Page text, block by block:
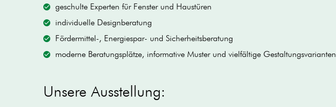
geschulte Experten für Fenster und Haustüren
individuelle Designberatung
Fördermittel-, Energiespar- und Sicherheitsberatung
moderne Beratungsplätze, informative Muster und vielfältige Gestaltungsvarianten
Unsere Ausstellung: